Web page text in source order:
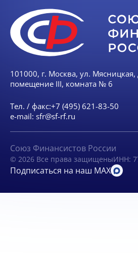
101000, г. Москва, ул. Мясницкая,
помещение III, комната № 6
Тел. / факс:+7 (495) 621-83-50
e-mail: sfr@sf-rf.ru
Союз Финансистов России
© 2026 Все права защищеныИНН:
Подписаться на наш MAX